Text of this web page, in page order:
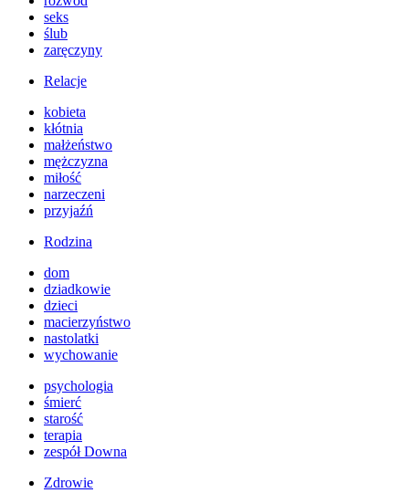
seks
ślub
zaręczyny
Relacje
kobieta
kłótnia
małżeństwo
mężczyzna
miłość
narzeczeni
przyjaźń
Rodzina
dom
dziadkowie
dzieci
macierzyństwo
nastolatki
wychowanie
psychologia
śmierć
starość
terapia
zespół Downa
Zdrowie